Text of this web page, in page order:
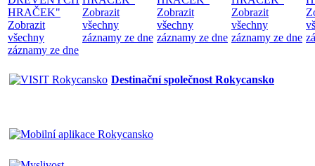
HRAČEK"
Zobrazit
všechny
záznamy ze dne
Zobrazit
všechny
záznamy ze dne
Zobrazit
všechny
záznamy ze dne
Zobrazit
všechny
záznamy ze dne
Destinační společnost Rokycansko